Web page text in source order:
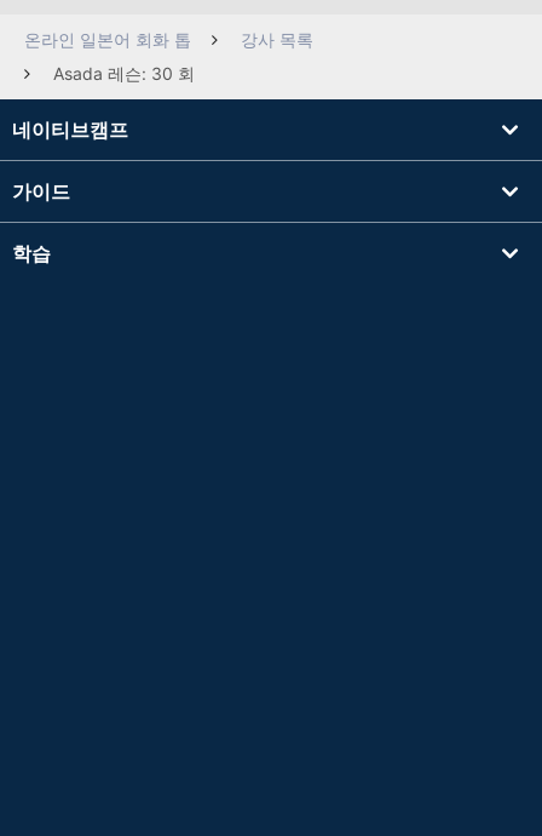
온라인 일본어 회화 톱
강사 목록
Asada 레슨: 30 회
네이티브캠프
가이드
학습